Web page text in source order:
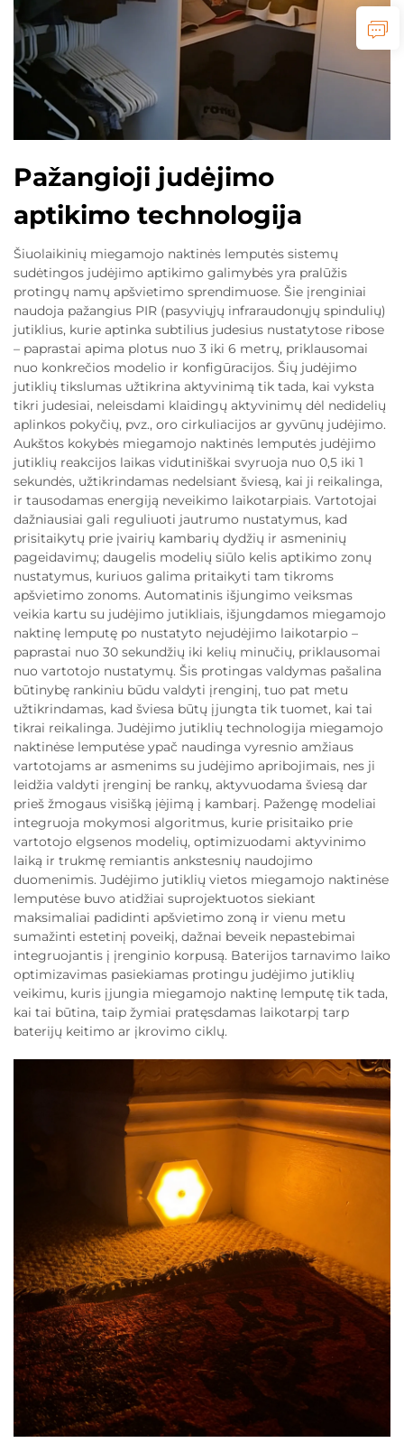
Pažangioji judėjimo
aptikimo technologija
Šiuolaikinių miegamojo naktinės lemputės sistemų
sudėtingos judėjimo aptikimo galimybės yra pralūžis
protingų namų apšvietimo sprendimuose. Šie įrenginiai
naudoja pažangius PIR (pasyviųjų infraraudonųjų spindulių)
jutiklius, kurie aptinka subtilius judesius nustatytose ribose
– paprastai apima plotus nuo 3 iki 6 metrų, priklausomai
nuo konkrečios modelio ir konfigūracijos. Šių judėjimo
jutiklių tikslumas užtikrina aktyvinimą tik tada, kai vyksta
tikri judesiai, neleisdami klaidingų aktyvinimų dėl nedidelių
aplinkos pokyčių, pvz., oro cirkuliacijos ar gyvūnų judėjimo.
Aukštos kokybės miegamojo naktinės lemputės judėjimo
jutiklių reakcijos laikas vidutiniškai svyruoja nuo 0,5 iki 1
sekundės, užtikrindamas nedelsiant šviesą, kai ji reikalinga,
ir tausodamas energiją neveikimo laikotarpiais. Vartotojai
dažniausiai gali reguliuoti jautrumo nustatymus, kad
prisitaikytų prie įvairių kambarių dydžių ir asmeninių
pageidavimų; daugelis modelių siūlo kelis aptikimo zonų
nustatymus, kuriuos galima pritaikyti tam tikroms
apšvietimo zonoms. Automatinis išjungimo veiksmas
veikia kartu su judėjimo jutikliais, išjungdamos miegamojo
naktinę lemputę po nustatyto nejudėjimo laikotarpio –
paprastai nuo 30 sekundžių iki kelių minučių, priklausomai
nuo vartotojo nustatymų. Šis protingas valdymas pašalina
būtinybę rankiniu būdu valdyti įrenginį, tuo pat metu
užtikrindamas, kad šviesa būtų įjungta tik tuomet, kai tai
tikrai reikalinga. Judėjimo jutiklių technologija miegamojo
naktinėse lemputėse ypač naudinga vyresnio amžiaus
vartotojams ar asmenims su judėjimo apribojimais, nes ji
leidžia valdyti įrenginį be rankų, aktyvuodama šviesą dar
prieš žmogaus visišką įėjimą į kambarį. Pažengę modeliai
integruoja mokymosi algoritmus, kurie prisitaiko prie
vartotojo elgsenos modelių, optimizuodami aktyvinimo
laiką ir trukmę remiantis ankstesnių naudojimo
duomenimis. Judėjimo jutiklių vietos miegamojo naktinėse
lemputėse buvo atidžiai suprojektuotos siekiant
maksimaliai padidinti apšvietimo zoną ir vienu metu
sumažinti estetinį poveikį, dažnai beveik nepastebimai
integruojantis į įrenginio korpusą. Baterijos tarnavimo laiko
optimizavimas pasiekiamas protingu judėjimo jutiklių
veikimu, kuris įjungia miegamojo naktinę lemputę tik tada,
kai tai būtina, taip žymiai pratęsdamas laikotarpį tarp
baterijų keitimo ar įkrovimo ciklų.